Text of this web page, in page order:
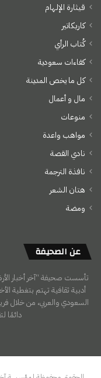
قيثارة الإلهام
كاريكاتير
كُتاب الرأي
كفاءات سعودية
كل ما يخص المدينة
مال و أعمال
منوعات
مواهب واعدة
نادي القصة
نافذة الترجمة
هتان الشعر
ومضة
عن الصحيفة
أدبية ثقافية تهتم بتغطية
السعودي والعربي، من خلال
دائمًا